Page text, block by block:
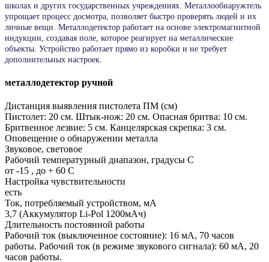
школах и других государственных учреждениях. Металлообнаружтель
упрощает процесс досмотра, позволяет быстро проверять людей и их
личные вещи. Металлодетектор работает на основе электромагнитной
индукции, создавая поле, которое реагирует на металлические
объекты. Устройство работает прямо из коробки и не требует
дополнительных настроек.
металлодетектор ручной
Дистанция выявления пистолета ПМ (см)
Пистолет: 20 см. Штык-нож: 20 см. Опасная бритва: 10 см.
Бритвенное лезвие: 5 см. Канцелярская скрепка: 3 см.
Оповещение о обнаружении металла
Звуковое, световое
Рабочий температурный диапазон, градусы С
от -15 , до + 60 С
Настройка чувствительности
есть
Ток, потребляемый устройством, мА
3,7 (Аккумулятор Li-Pol 1200мАч)
Длительность постоянной работы
Рабочий ток (выключенное состояние): 16 мА, 70 часов
работы. Рабочий ток (в режиме звукового сигнала): 60 мА, 20
часов работы.